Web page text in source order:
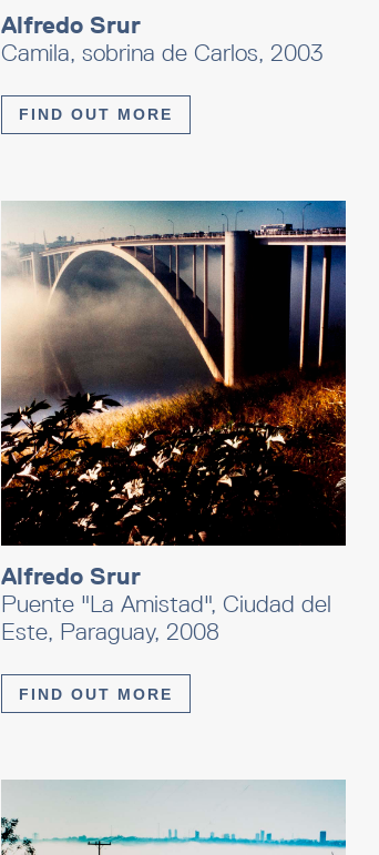
Alfredo Srur
Camila, sobrina de Carlos, 2003
FIND OUT MORE
Alfredo Srur
Puente "La Amistad", Ciudad del
Este, Paraguay, 2008
FIND OUT MORE